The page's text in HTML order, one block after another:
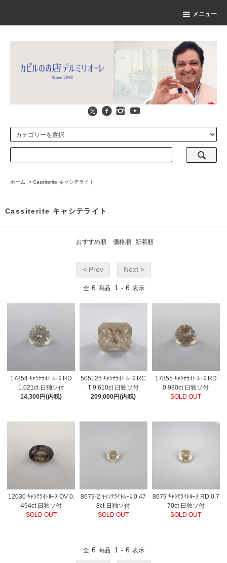
メニュー
ホーム > Cassiterite キャシテライト
Cassiterite キャシテライト
おすすめ順 価格順 新着順
< Prev Next >
全 6 商品 1 - 6 表示
17854 ｷｬｼﾃﾗｲﾄ ﾙｰｽ RD
1.021ct 日独ソ付
14,300円(内税)
505125 ｷｬｼﾃﾗｲﾄ ﾙｰｽ RC
T 9.610ct 日独ソ付
209,000円(内税)
17855 ｷｬｼﾃﾗｲﾄ ﾙｰｽ RD
0.980ct 日独ソ付
SOLD OUT
12030 ｷｬｼﾃﾗｲﾄﾙｰｽ OV 0.
494ct 日独ソ付
SOLD OUT
8679-2 ｷｬｼﾃﾗｲﾄﾙｰｽ 0.47
8ct 日独ソ付
SOLD OUT
8679 ｷｬｼﾃﾗｲﾄﾙｰｽ RD 0.7
70ct 日独ソ付
SOLD OUT
全 6 商品 1 - 6 表示